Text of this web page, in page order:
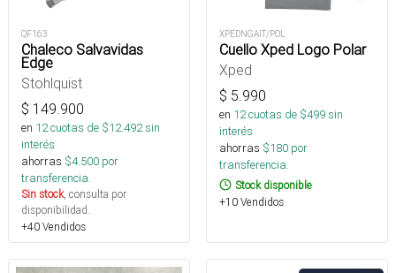
QF163
Chaleco Salvavidas
Edge
Stohlquist
$ 149.900
en 12cuotas de $12.492sin
interés
ahorras $4.500 por
transferencia.
Sin stock, consulta por
disponibilidad.
+40 Vendidos
XPEDNGAIT/POL
Cuello Xped Logo Polar
Xped
$ 5.990
en 12cuotas de $499sin
interés
ahorras $180 por
transferencia.
Stock disponible
+10 Vendidos